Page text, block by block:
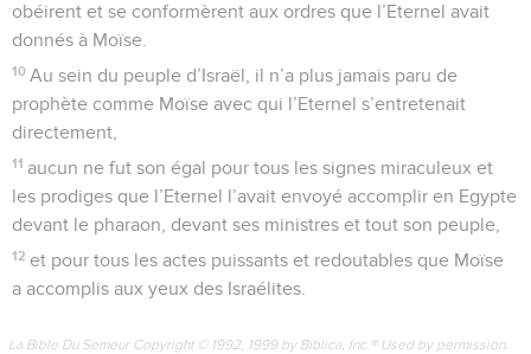
obéirent et se conformèrent aux ordres que l’Eternel avait
donnés à Moïse.
10 Au sein du peuple d’Israël, il n’a plus jamais paru de
prophète comme Moïse avec qui l’Eternel s’entretenait
directement,
11 aucun ne fut son égal pour tous les signes miraculeux et
les prodiges que l’Eternel l’avait envoyé accomplir en Egypte
devant le pharaon, devant ses ministres et tout son peuple,
12 et pour tous les actes puissants et redoutables que Moïse
a accomplis aux yeux des Israélites.
La Bible Du Semeur Copyright © 1992, 1999 by Biblica, Inc.® Used by permission.